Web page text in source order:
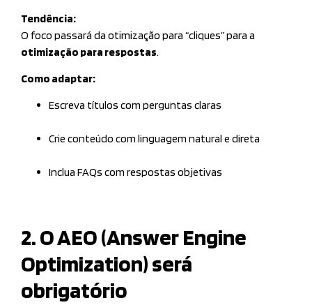
Tendência:
O foco passará da otimização para “cliques” para a
otimização para respostas.
Como adaptar:
Escreva títulos com perguntas claras
Crie conteúdo com linguagem natural e direta
Inclua FAQs com respostas objetivas
2. O AEO (Answer Engine
Optimization) será
obrigatório